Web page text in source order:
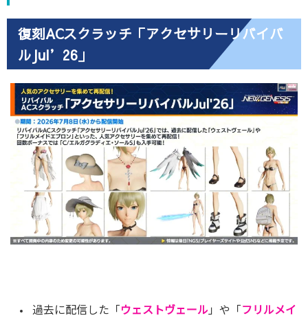
復刻ACスクラッチ「アクセサリーリバイバ
ルJul’26」
過去に配信した「ウェストヴェール」や「フリルメイ